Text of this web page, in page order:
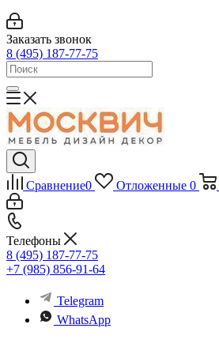
Заказать звонок
8 (495) 187-77-75
Сравнение0 Отложенные 0
Телефоны
8 (495) 187-77-75
+7 (985) 856-91-64
Telegram
WhatsApp